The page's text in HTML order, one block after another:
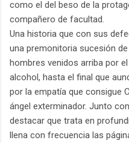
como el del beso de la
compañero de facultad.
Una historia que con sus
una premonitoria sucesión
hombres venidos arriba por
alcohol, hasta el final que
por la empatía que consigue
ángel exterminador. Junto
destacar que trata en
llena con frecuencia las